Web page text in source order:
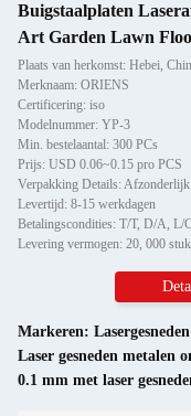
Buigstaalplaten
Art Garden Lawn
Plaats van herkomst: Hebei,
Merknaam: ORIENS
Certificering: iso
Modelnummer: YP-3
Min. bestelaantal: 300 PCs
Prijs: USD 0.06~0.15 pro PCS
Levertijd: 8-15 werkdagen
Betalingscondities: T/T, D/A, L/
Levering vermogen: 20, 000
Markeren:
Laser gesneden metalen
0.1 mm met laser